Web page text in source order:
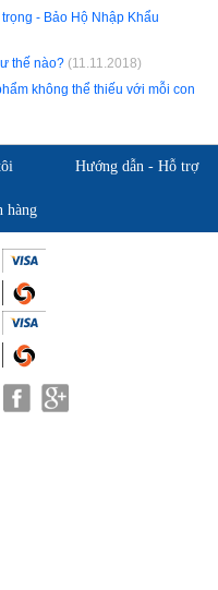
- Bảo Hộ Nhập Khẩu
thế nào? (11.11.2018)
không thể thiếu với mỗi con
Hướng dẫn - Hỗ trợ
hàng